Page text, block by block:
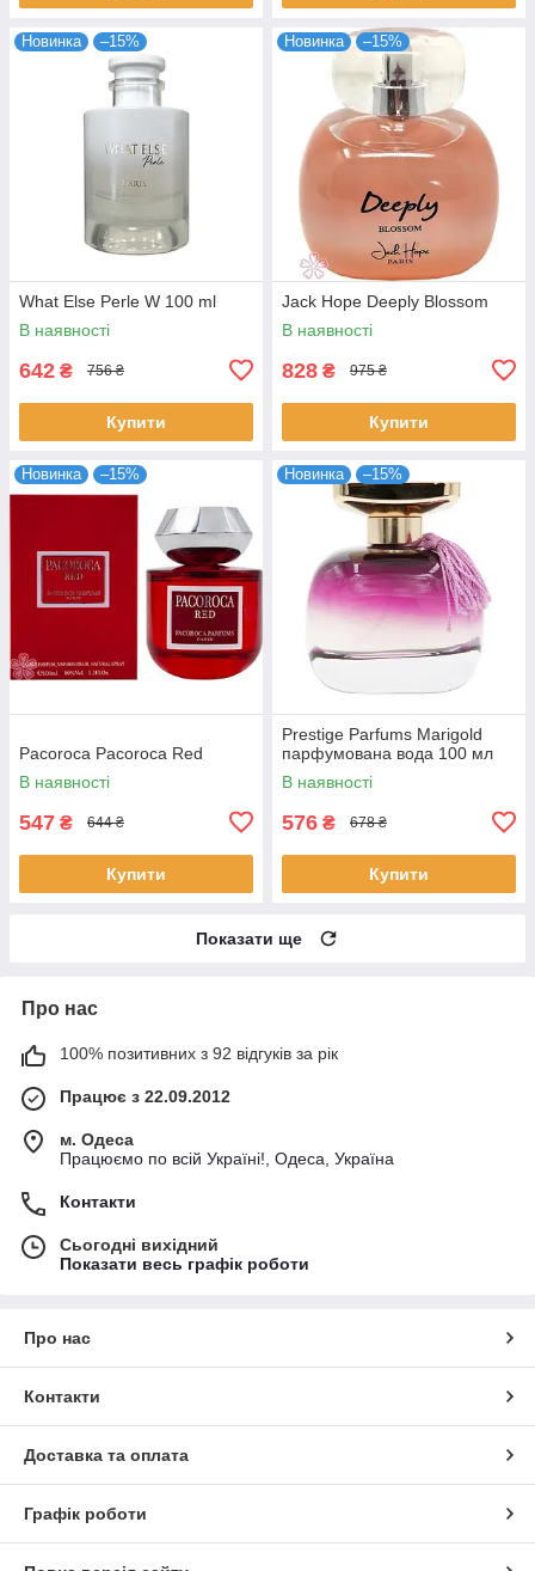
Новинка –15%
What Else Perle W 100 ml
В наявності
642 ₴ 756 ₴
Купити
Новинка –15%
Jack Hope Deeply Blossom
В наявності
828 ₴ 975 ₴
Купити
Новинка –15%
Pacoroca Pacoroca Red
В наявності
547 ₴ 644 ₴
Купити
Новинка –15%
Prestige Parfums Marigold
парфумована вода 100 мл
В наявності
576 ₴ 678 ₴
Купити
Показати ще
Про нас
100% позитивних з 92 відгуків за рік
Працює з 22.09.2012
м. Одеса
Працюємо по всій Україні!, Одеса, Україна
Контакти
Сьогодні вихідний
Показати весь графік роботи
Про нас
Контакти
Доставка та оплата
Графік роботи